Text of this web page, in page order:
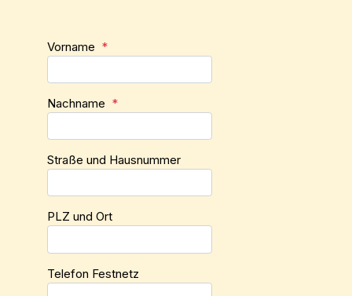
Vorname *
Nachname *
Straße und Hausnummer
PLZ und Ort
Telefon Festnetz